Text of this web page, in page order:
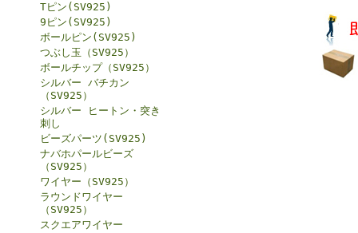
Tピン(SV925)
9ピン(SV925)
ボールピン(SV925)
つぶし玉（SV925）
ボールチップ（SV925）
シルバー バチカン
（SV925）
シルバー ヒートン・突き
刺し
ビーズパーツ(SV925)
ナバホパールビーズ
（SV925）
ワイヤー（SV925）
ラウンドワイヤー
（SV925）
スクエアワイヤー